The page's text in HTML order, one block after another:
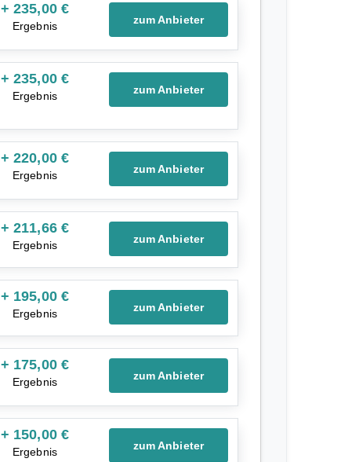
+ 235,00 €
Ergebnis zum Anbieter
+ 235,00 €
Ergebnis zum Anbieter
+ 220,00 €
Ergebnis zum Anbieter
+ 211,66 €
Ergebnis zum Anbieter
+ 195,00 €
Ergebnis zum Anbieter
+ 175,00 €
Ergebnis zum Anbieter
+ 150,00 €
Ergebnis zum Anbieter